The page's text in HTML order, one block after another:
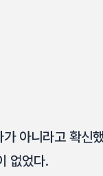
아니라고 확신
없었다.